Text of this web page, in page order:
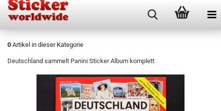
0 Artikel in dieser Kategorie
Deutschland sammelt Panini Sticker Album komplett